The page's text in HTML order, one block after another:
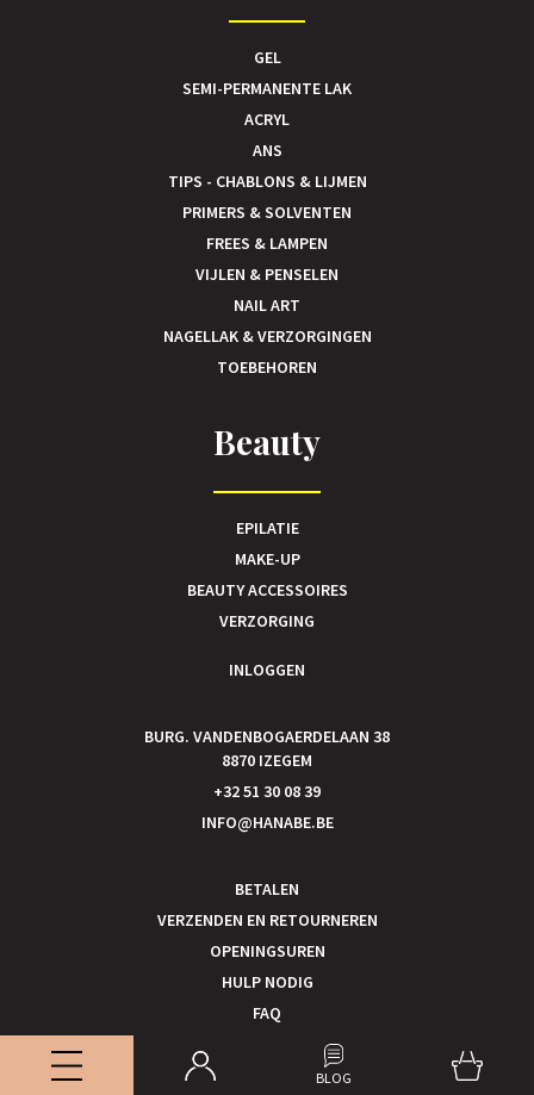
BLOG
GEL
SEMI-PERMANENTE LAK
ACRYL
ANS
TIPS - CHABLONS & LIJMEN
PRIMERS & SOLVENTEN
FREES & LAMPEN
VIJLEN & PENSELEN
NAIL ART
NAGELLAK & VERZORGINGEN
TOEBEHOREN
Beauty
EPILATIE
MAKE-UP
BEAUTY ACCESSOIRES
VERZORGING
INLOGGEN
BURG. VANDENBOGAERDELAAN 38
8870 IZEGEM
+32 51 30 08 39
INFO@HANABE.BE
BETALEN
VERZENDEN EN RETOURNEREN
OPENINGSUREN
HULP NODIG
FAQ
PRIVACY POLICY